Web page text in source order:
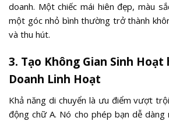
doanh. Một chiếc mái hiên đẹp, màu
một góc nhỏ bình thường trở thành
và thu hút.
3. Tạo Không Gian Sinh Hoạt
Doanh Linh Hoạt
Khả năng di chuyển là ưu điểm vượt
động chữ A. Nó cho phép bạn dễ